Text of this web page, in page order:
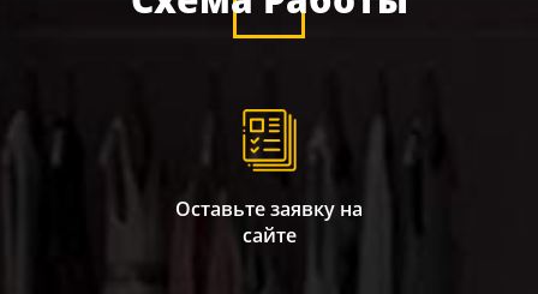
Оставьте заявку на
сайте